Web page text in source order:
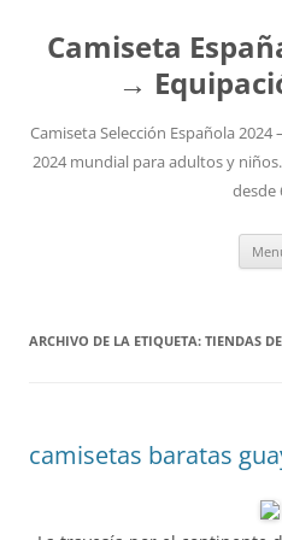
Camiseta
→
Camiseta Selección Española
2024 mundial para adultos y
desde
ARCHIVO DE LA ETIQUETA: TIENDAS
camisetas baratas